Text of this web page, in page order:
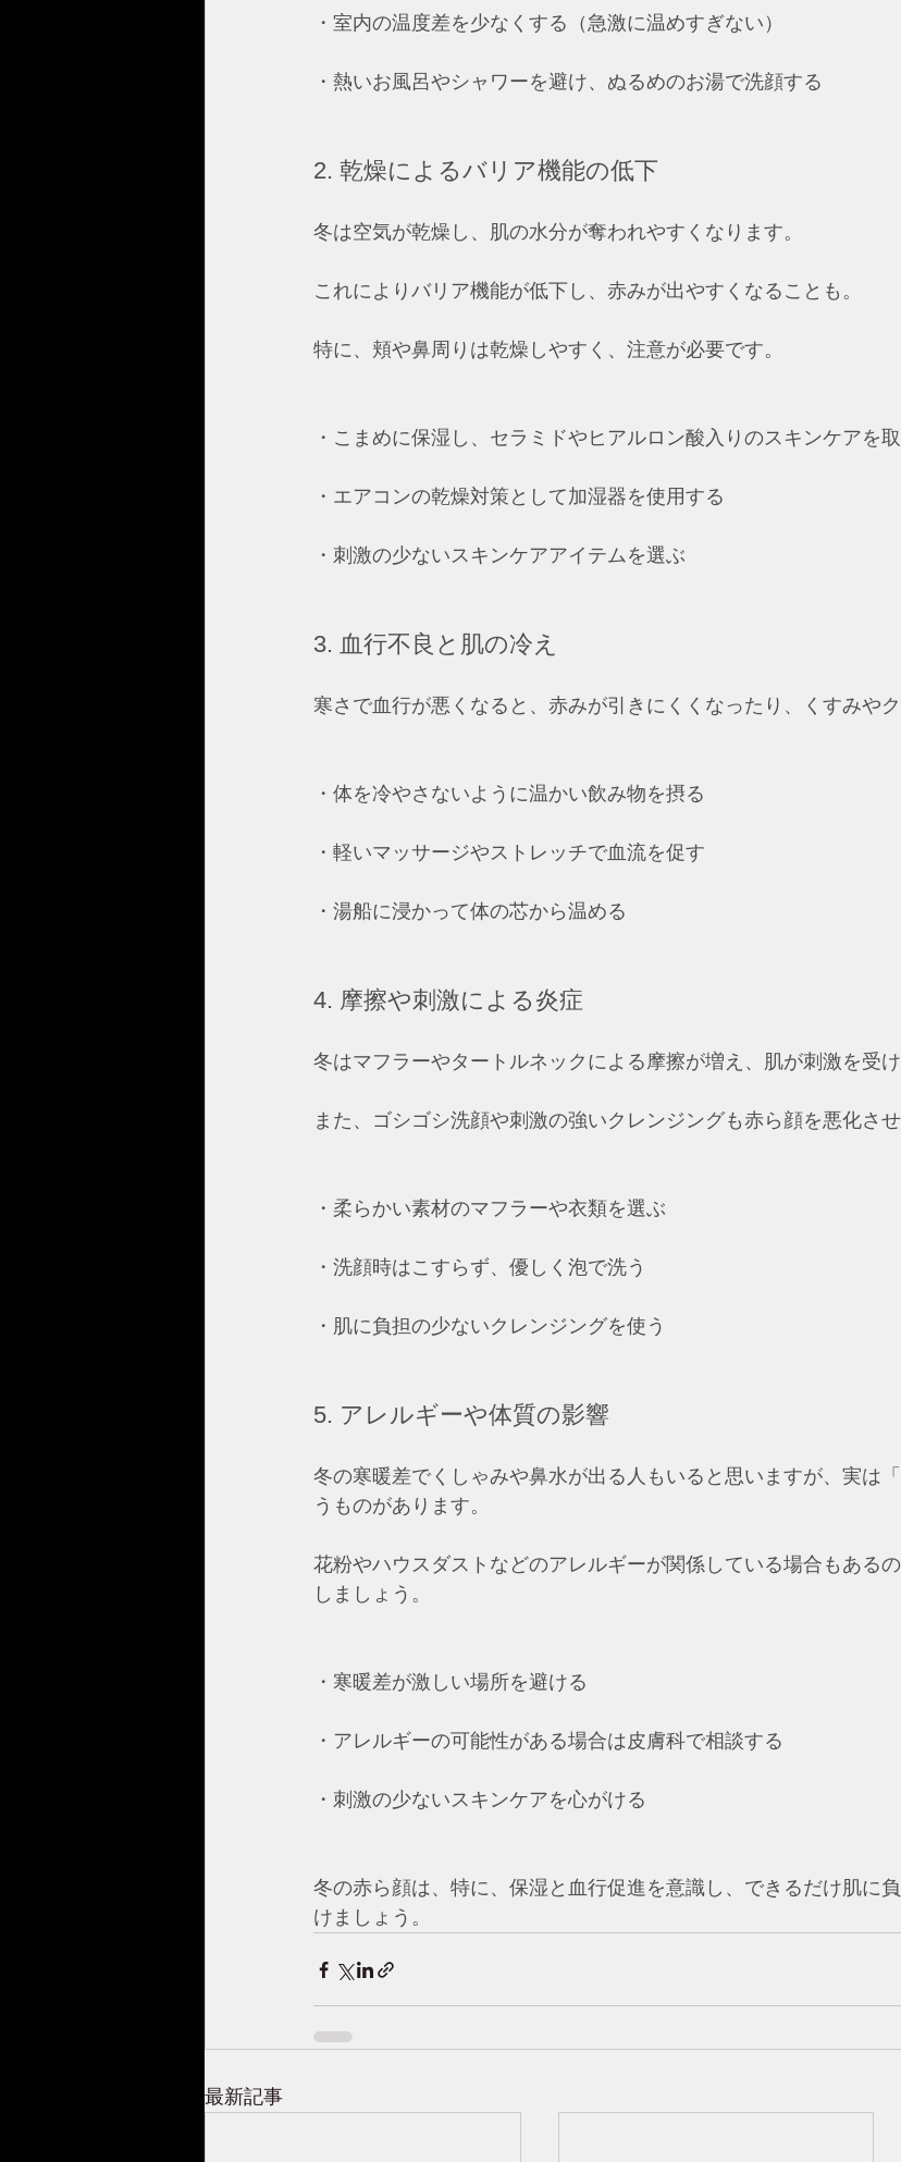
・室内の温度差を少なくする（急激に温めすぎない）
・熱いお風呂やシャワーを避け、ぬるめのお湯で洗顔する
2. 乾燥によるバリア機能の低下
冬は空気が乾燥し、肌の水分が奪われやすくなります。
これによりバリア機能が低下し、赤みが出やすくなることも。
特に、頬や鼻周りは乾燥しやすく、注意が必要です。
・こまめに保湿し、セラミドやヒアルロン酸入りのスキンケアを
・エアコンの乾燥対策として加湿器を使用する
・刺激の少ないスキンケアアイテムを選ぶ
3. 血行不良と肌の冷え
寒さで血行が悪くなると、赤みが引きにくくなったり、くすみや
・体を冷やさないように温かい飲み物を摂る
・軽いマッサージやストレッチで血流を促す
・湯船に浸かって体の芯から温める
4. 摩擦や刺激による炎症
冬はマフラーやタートルネックによる摩擦が増え、肌が刺激を受け
また、ゴシゴシ洗顔や刺激の強いクレンジングも赤ら顔を悪化させ
・柔らかい素材のマフラーや衣類を選ぶ
・洗顔時はこすらず、優しく泡で洗う
・肌に負担の少ないクレンジングを使う
5. アレルギーや体質の影響
冬の寒暖差でくしゃみや鼻水が出る人もいると思いますが、実は
うものがあります。
花粉やハウスダストなどのアレルギーが関係している場合もある
しましょう。
・寒暖差が激しい場所を避ける
・アレルギーの可能性がある場合は皮膚科で相談する
・刺激の少ないスキンケアを心がける
冬の赤ら顔は、特に、保湿と血行促進を意識し、できるだけ肌に
けましょう。
最新記事